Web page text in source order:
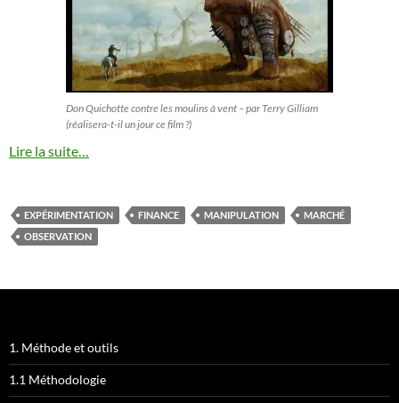
Don Quichotte contre les moulins à vent – par Terry Gilliam
(réalisera-t-il un jour ce film ?)
Lire la suite…
EXPÉRIMENTATION FINANCE MANIPULATION
MARCHÉ
OBSERVATION
1. Méthode et outils
1.1 Méthodologie